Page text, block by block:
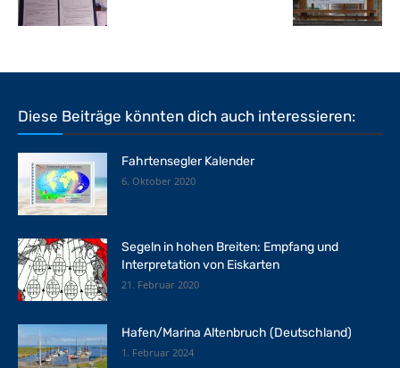
Diese Beiträge könnten dich auch interessieren:
Fahrtensegler Kalender
6. Oktober 2020
Segeln in hohen Breiten: Empfang und
Interpretation von Eiskarten
21. Februar 2020
Hafen/Marina Altenbruch (Deutschland)
1. Februar 2024